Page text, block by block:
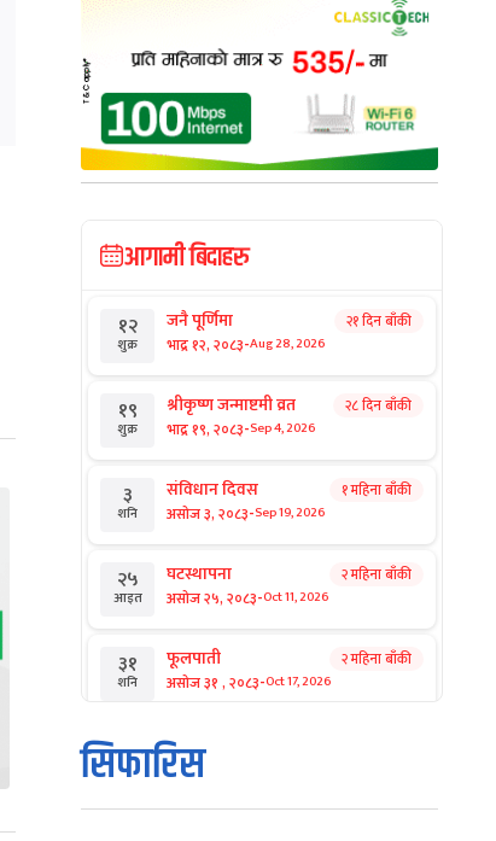
आगामी बिदाहरु
१२
शुक्र
जनै पूर्णिमा
भाद्र १२, २०८३-Aug 28, 2026
२१ दिन बाँकी
१९
शुक्र
श्रीकृष्ण जन्माष्टमी व्रत
भाद्र १९, २०८३-Sep 4, 2026
२८ दिन बाँकी
३
शनि
संविधान दिवस
असोज ३, २०८३-Sep 19, 2026
१ महिना बाँकी
२५
आइत
घटस्थापना
असोज २५, २०८३-Oct 11, 2026
२ महिना बाँकी
३१
शनि
फूलपाती
असोज ३१ , २०८३-Oct 17, 2026
२ महिना बाँकी
१
आइत
कार्तिक सङ्क्रान्ति
कार्तिक १, २०८३
सिफारिस